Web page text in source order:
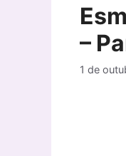
–
1 de